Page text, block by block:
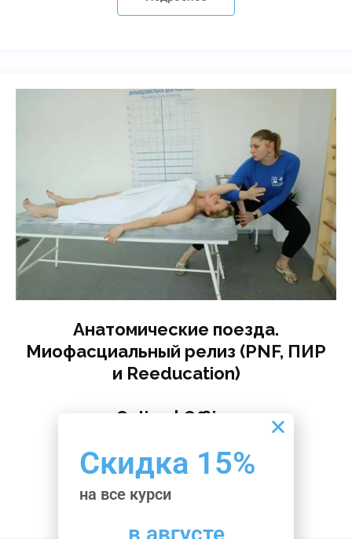
Анатомические поезда.
Миофасциальный релиз (PNF, ПИР
и Reeducation)
Online | Offline
₴5738
Скидка 15%
на все курси